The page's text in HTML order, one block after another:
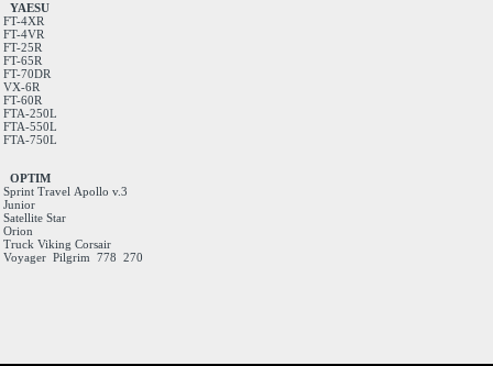
YAESU
FT-4XR
FT-4VR
FT-25R
FT-65R
FT-70DR
VX-6R
FT-60R
FTA-250L
FTA-550L
FTA-750L
OPTIM
Sprint Travel Apollo v.3
Junior
Satellite Star
Orion
Truck Viking Corsair
Voyager Pilgrim 778 270